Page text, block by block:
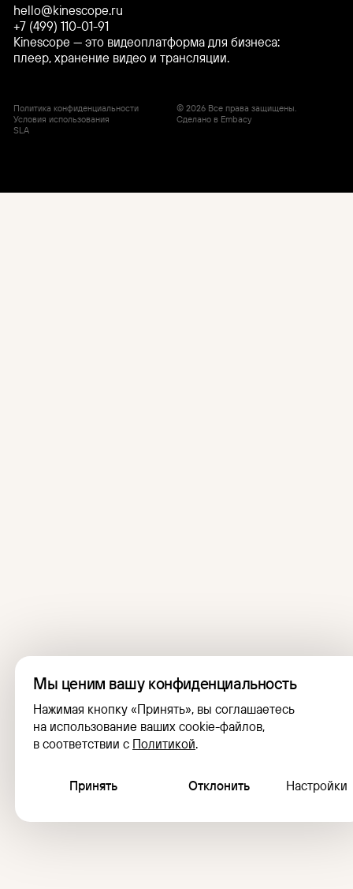
hello@kinescope.ru
+7 (499) 110-01-91
Kinescope — это видеоплатформа для бизнеса:
плеер, хранение видео и трансляции.
Политика конфиденциальности
Условия использования
SLA
© 2026 Все права защищены.
Сделано в Embacy
Мы ценим вашу конфиденциальность
Нажимая кнопку «Принять», вы соглашаетесь
на использование ваших cookie-файлов,
в соответствии с Политикой.
Принять Отклонить Настройки